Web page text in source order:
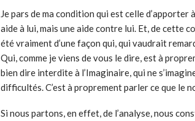
Je pars de ma condition qui est celle d’apporter
aide à lui, mais une aide contre lui. Et, de cette
été vraiment d’une façon qui, qui vaudrait
Qui, comme je viens de vous le dire, est à
bien dire interdite à l’Imaginaire, qui ne
difficultés. C’est à proprement parler ce que le
Si nous partons, en effet, de l’analyse, nous